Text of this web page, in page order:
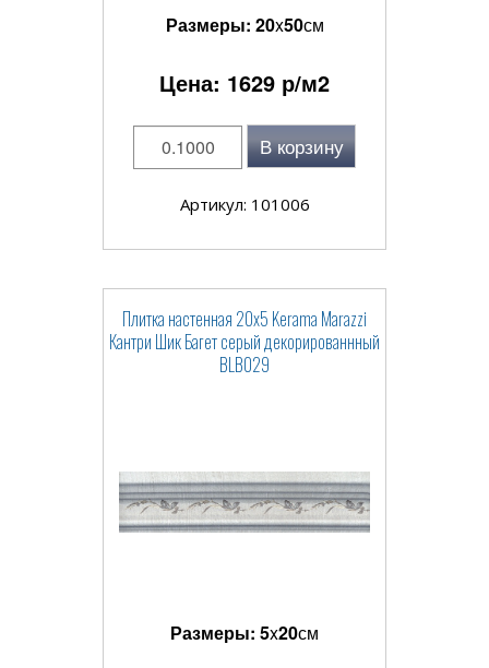
Размеры: 20x50см
Цена: 1629 р/м2
В корзину
Артикул: 101006
Плитка настенная 20x5 Kerama Marazzi
Кантри Шик Багет серый декорированнный
BLB029
Размеры: 5x20см